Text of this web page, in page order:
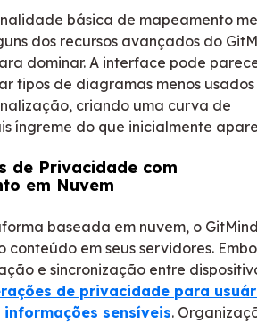
básica de mapeamento
dos recursos avançados do
dominar. A interface pode
tipos de diagramas menos
criando uma curva de
íngreme do que inicialmente
de Privacidade com
em Nuvem
baseada em nuvem, o
conteúdo em seus servidores.
e sincronização entre
de privacidade para
sensíveis.